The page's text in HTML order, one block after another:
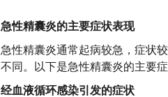
急性精囊炎的主要症状表现
急性精囊炎通常起病较急，症状
不同。以下是急性精囊炎的主要症
经血液循环感染引发的症状